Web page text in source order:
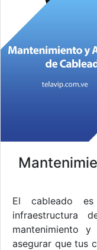
El cableado
infraestructura
mantenimiento
asegurar que tus